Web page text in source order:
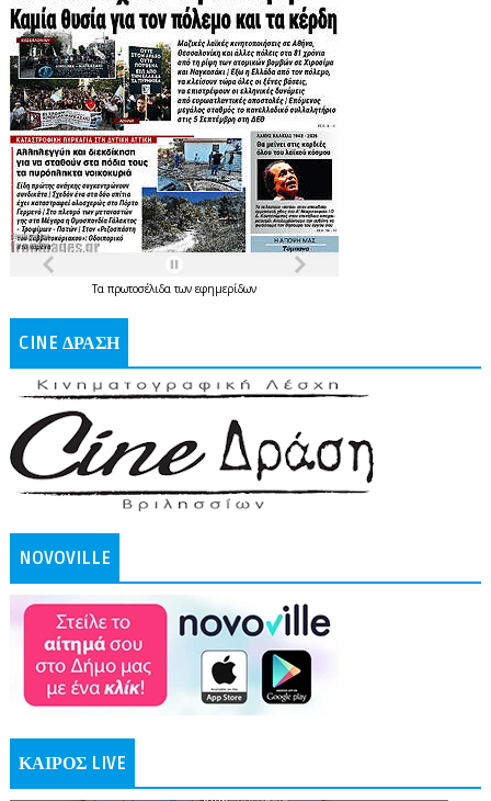
Τα πρωτοσέλιδατων εφημερίδων
CINE ΔΡΑΣΗ
NOVOVILLE
ΚΑΙΡΟΣ LIVE